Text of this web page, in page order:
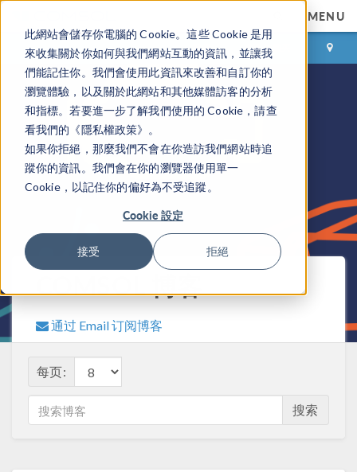
此網站會儲存你電腦的 Cookie。這些 Cookie 是用
來收集關於你如何與我們網站互動的資訊，並讓我
們能記住你。我們會使用此資訊來改善和自訂你的
瀏覽體驗，以及關於此網站和其他媒體訪客的分析
和指標。若要進一步了解我們使用的 Cookie，請查
看我們的《隱私權政策》。
如果你拒絕，那麼我們不會在你造訪我們網站時追
蹤你的資訊。我們會在你的瀏覽器使用單一
Cookie，以記住你的偏好為不受追蹤。
Cookie 設定
接受 拒絕
MENU
登录 咨询与购买
COMSOL 博客
通过 Email 订阅博客
每页:
搜索